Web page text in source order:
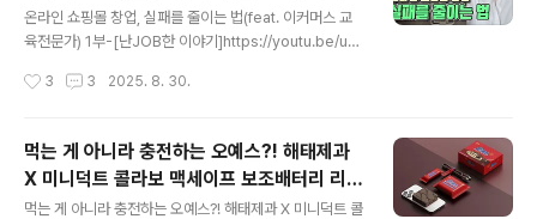
편 녹화 예정입니다. 질문이 있는 분들은 공식카페에 올린
녹화예정 글이나 유튜브 커뮤니티...cafe.naver.com 📺
기]
온라인 쇼핑몰 창업, 실패를 줄이는 법(feat. 이커머스 교
육전문가) 1부-[난JOB한 이야기]https://youtu.be/uc
스토어 : https://bit.ly/nj-store👩‍❤️‍👨 멤버십 가입 : http
https://bit.ly/book-NJ💵 후원계좌 : 하나은행 333-91
0018-39107 윤재홍━━━━━━━━━━━━━
━━━━━━━━━━━━👆구독과 👍좋아요 🔔알
림설정 🙏부탁드립니다.━━━━━━━━━━━━
3 3 2025. 8. 30.
먹는 게 아니라 충전하는 오예스?! 해태제과
X 미니덕트 콜라보 맥세이프 보조배터리 리
뷰-[난JOB한 이야기(리뷰)]
먹는 게 아니라 충전하는 오예스?! 해태제과 X 미니덕트 콜